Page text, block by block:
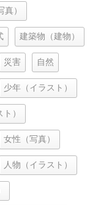
真）
建築物（建物）
災害 自然
少年（イラスト）
）
女性（写真）
人物（イラスト）